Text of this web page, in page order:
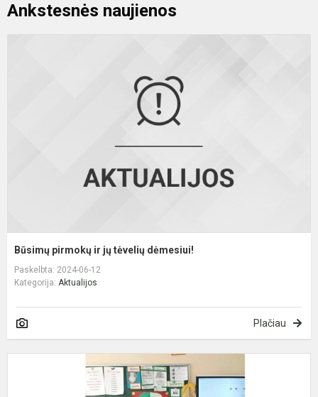
Ankstesnės naujienos
Būsimų pirmokų ir jų tėvelių dėmesiui!
Paskelbta: 2024-06-12
Kategorija: Aktualijos
Plačiau